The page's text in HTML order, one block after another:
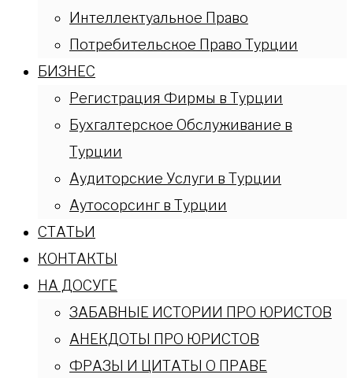
Интеллектуальное Право
Потребительское Право Турции
БИЗНЕС
Регистрация Фирмы в Турции
Бухгалтерское Обслуживание в
Турции
Аудиторские Услуги в Турции
Аутосорсинг в Турции
СТАТЬИ
КОНТАКТЫ
НА ДОСУГЕ
ЗАБАВНЫЕ ИСТОРИИ ПРО ЮРИСТОВ
АНЕКДОТЫ ПРО ЮРИСТОВ
ФРАЗЫ И ЦИТАТЫ О ПРАВЕ